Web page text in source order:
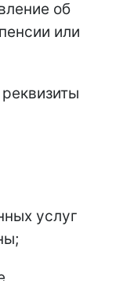
об
или
услуг